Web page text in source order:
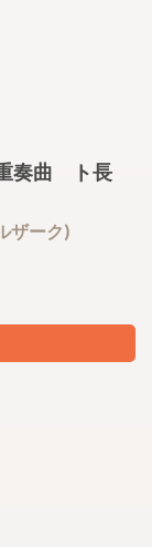
重奏曲 ト長
ザーク)